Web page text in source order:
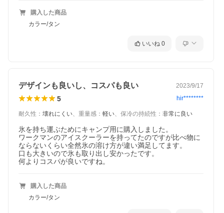
購入した商品
カラー/タン
いいね 0
デザインも良いし、コスパも良い 2023/9/17
5 hir********
耐久性 ： 壊れにくい、 重量感 ： 軽い、 保冷の持続性 ： 非常に良い
氷を持ち運ぶためにキャンプ用に購入しました。
ワークマンのアイスクーラーを持ってたのですが比べ物に
ならないくらい全然氷の溶け方が違い満足してます。
口も大きいので氷も取り出し安かったです。
購入した商品
カラー/タン